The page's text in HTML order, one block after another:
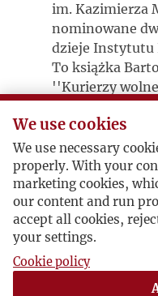
im. Kazimierza
nominowane
dzieje Instytutu
To książka
''Kurierzy
przez Instytut
omawia historię
"Taterników".
recenzji
Druga, to
S. Kowalczyka
Giedroyciu i
przez "Więź".
Tu można
We use cookies
We use necessary
properly. With your
marketing cookies,
our content and run
accept all cookies,
your settings.
Cookie policy